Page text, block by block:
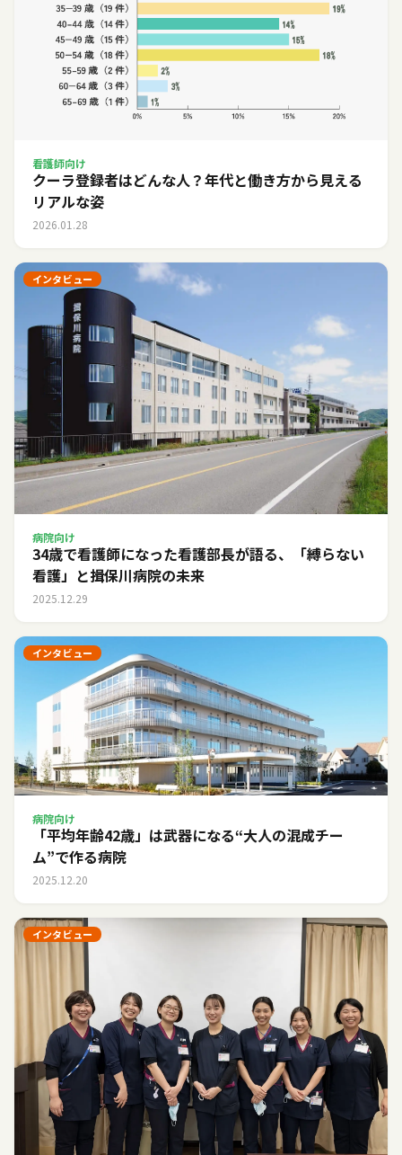
看護師向け
クーラ登録者はどんな人？年代と働き方から見える
リアルな姿
2026.01.28
インタビュー
病院向け
34歳で看護師になった看護部長が語る、「縛らない
看護」と揖保川病院の未来
2025.12.29
インタビュー
病院向け
「平均年齢42歳」は武器になる――“大人の混成チー
ム”で作る病院
2025.12.20
インタビュー